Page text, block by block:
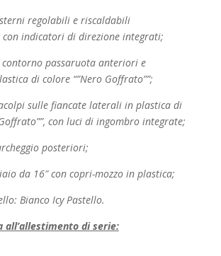
regolabili e riscaldabili
indicatori di direzione integrati;
passaruota anteriori e
di colore “”Nero Goffrato””;
sulle fiancate laterali in plastica di
con luci diingombro integrate;
posteriori;
da 16″ con copri-mozzo in plastica;
Bianco Icy Pastello.
all’allestimento di serie: